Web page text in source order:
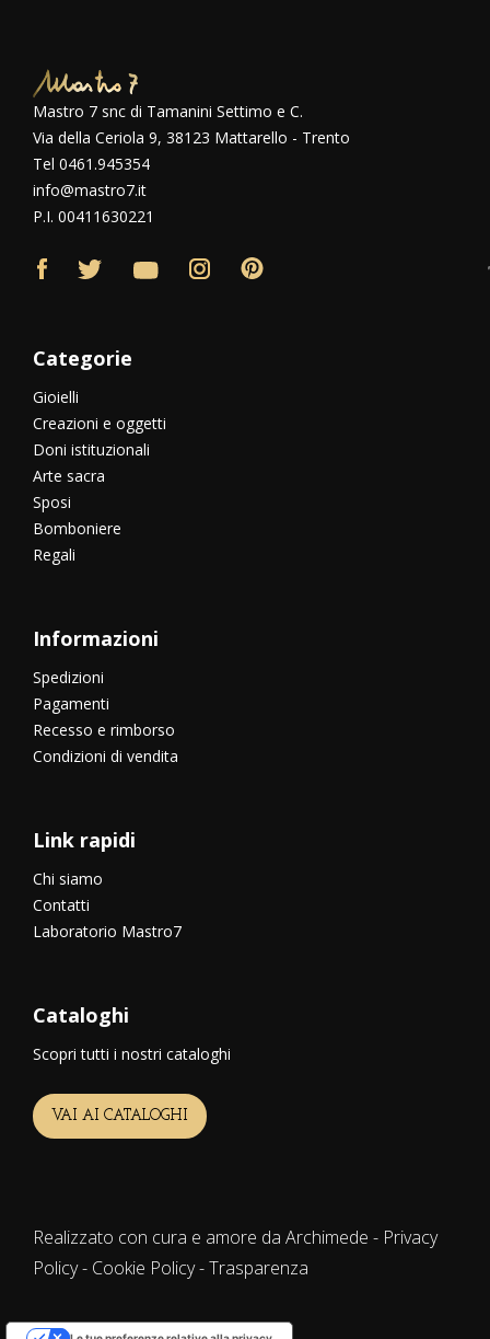
Mastro 7 snc di Tamanini Settimo e C.
Via della Ceriola 9, 38123 Mattarello - Trento
Tel 0461.945354
info@mastro7.it
P.I. 00411630221
Categorie
Gioielli
Creazioni e oggetti
Doni istituzionali
Arte sacra
Sposi
Bomboniere
Regali
Informazioni
Spedizioni
Pagamenti
Recesso e rimborso
Condizioni di vendita
Link rapidi
Chi siamo
Contatti
Laboratorio Mastro7
Cataloghi
Scopri tutti i nostri cataloghi
VAI AI CATALOGHI
Realizzato con cura e amore da Archimede - Privacy
Policy- Cookie Policy-Trasparenza